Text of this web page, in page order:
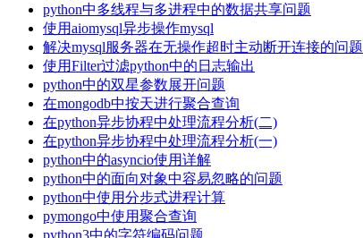
python中多线程与多进程中的数据共享问题
使用aiomysql异步操作mysql
解决mysql服务器在无操作超时主动断开连接的问题
使用Filter过滤python中的日志输出
python中的双星参数展开问题
在mongodb中按天进行聚合查询
在python异步协程中处理流程分析(二)
在python异步协程中处理流程分析(一)
python中的asyncio使用详解
python中的面向对象中容易忽略的问题
python中使用分步式进程计算
pymongo中使用聚合查询
python3中的字符编码问题